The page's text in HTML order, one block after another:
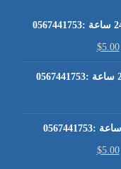
$5.00
$5.00